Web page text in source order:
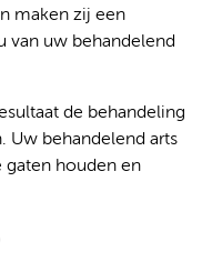
maken zij een
van uw behandelend
de behandeling
Uw behandelend arts
gaten houden en